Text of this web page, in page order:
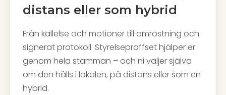
distans eller som hybrid
Från kallelse och motioner till omröstning och
signerat protokoll. Styrelseproffset hjälper er
genom hela stämman – och ni väljer själva
om den hålls i lokalen, på distans eller som en
hybrid.